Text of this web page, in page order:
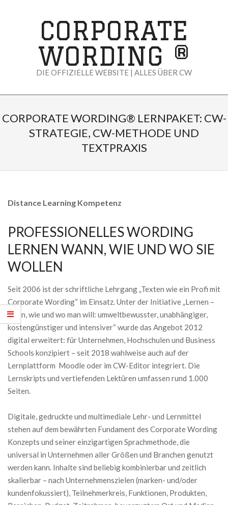
CORPORATE
WORDING ®
DIE OFFIZIELLE WEBSITE | ALLES ÜBER CW
Navigation
Menu
CORPORATE WORDING® LERNPAKET: CW-
STRATEGIE, CW-METHODE UND
TEXTPRAXIS
Distance Learning Kompetenz
PROFESSIONELLES WORDING
LERNEN WANN, WIE UND WO SIE
WOLLEN
Seit 2006 ist der schriftliche Lehrgang „Texten wie ein Profi mit
Corporate Wording“ im Einsatz. Unter der Initiative „Lernen –
wann, wie und wo man will: umweltbewusster, unabhängiger,
kostengünstiger und intensiver“ wurde das Angebot 2012
digital erweitert: für Unternehmen, Hochschulen und Business
Schools konzipiert – seit 2018 wahlweise auch auf der
Lernplattform Moodle oder im CW-Editor integriert. Die
Lernskripts und vertiefenden Lektüren umfassen rund 1.000
Seiten.
Digitale, gedruckte und multimediale Lehr- und Lernmittel
stehen auf dem bewährten Fundament des Corporate Wording
Konzepts und seiner einzigartigen Sprachmethode, die
universal in Unternehmen aller Größen und Branchen genutzt
werden kann. Inhalte sind beliebig kombinierbar und zeitlich
skalierbar – nach Unternehmenszielen (marken- und/oder
kundenfokussiert), Teilnehmerkreis, Funktionen, Produkten,